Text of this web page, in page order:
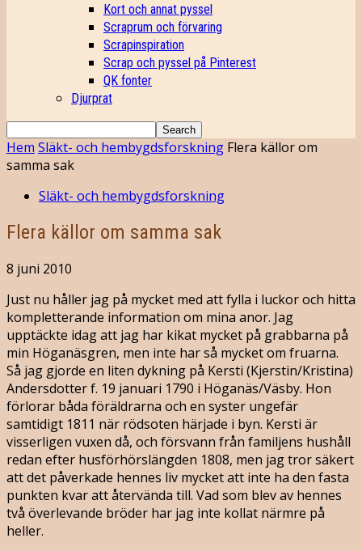
Kort och annat pyssel
Scraprum och förvaring
Scrapinspiration
Scrap och pyssel på Pinterest
QK fonter
Djurprat
Hem Släkt- och hembygdsforskning Flera källor om
samma sak
Släkt- och hembygdsforskning
Flera källor om samma sak
8 juni 2010
Just nu håller jag på mycket med att fylla i luckor och hitta
kompletterande information om mina anor. Jag
upptäckte idag att jag har kikat mycket på grabbarna på
min Höganäsgren, men inte har så mycket om fruarna.
Så jag gjorde en liten dykning på Kersti (Kjerstin/Kristina)
Andersdotter f. 19 januari 1790 i Höganäs/Väsby. Hon
förlorar båda föräldrarna och en syster ungefär
samtidigt 1811 när rödsoten härjade i byn. Kersti är
visserligen vuxen då, och försvann från familjens hushåll
redan efter husförhörslängden 1808, men jag tror säkert
att det påverkade hennes liv mycket att inte ha den fasta
punkten kvar att återvända till. Vad som blev av hennes
två överlevande bröder har jag inte kollat närmre på
heller.